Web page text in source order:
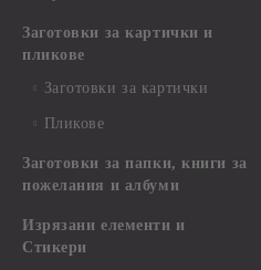
Заготовки за картички и
пликове
Заготовки за картички
Пликове
Заготовки за папки, книги за
пожелания и албуми
Изрязани елементи и
Стикери